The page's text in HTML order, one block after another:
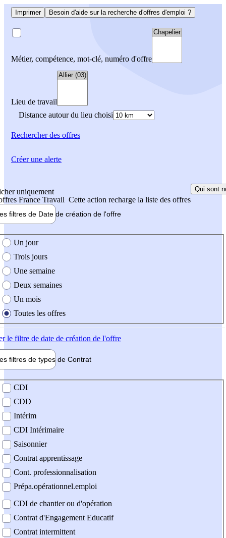
Imprimer Besoin d'aide sur la recherche d'offres d'emploi ?
Métier, compétence, mot-clé, numéro d'offre
Lieu de travail
Distance autour du lieu choisi
Rechercherdes offres
uniquement
France Travail Cette action recharge la liste des offres
Qui sont
filtres de Date de création de l'offre
création de l'offre
Un jour
Trois jours
Une semaine
Deux semaines
Un mois
Toutes les offres
le filtre de date de création de l'offre
filtres de types de Contrat
contrat
CDI
CDD
Intérim
CDI Intérimaire
Saisonnier
Contrat apprentissage
Cont. professionnalisation
Prépa.opérationnel.emploi
CDI de chantier ou d'opération
Contrat d'Engagement Educatif
Contrat intermittent
Créer une alerte